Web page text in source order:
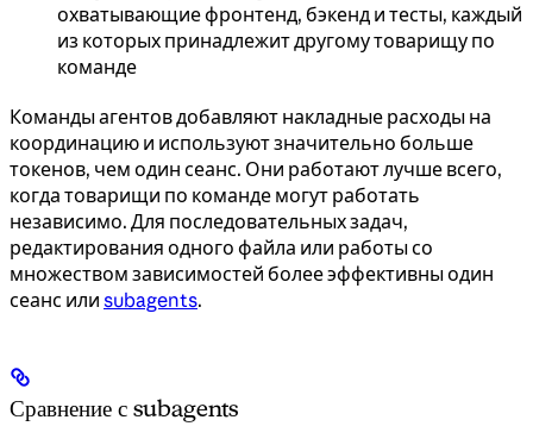
охватывающие фронтенд, бэкенд и тесты, каждый
из которых принадлежит другому товарищу по
команде
Команды агентов добавляют накладные расходы на
координацию и используют значительно больше
токенов, чем один сеанс. Они работают лучше всего,
когда товарищи по команде могут работать
независимо. Для последовательных задач,
редактирования одного файла или работы со
множеством зависимостей более эффективны один
сеанс или subagents.
Сравнение с subagents